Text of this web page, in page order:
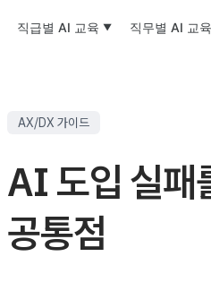
직급별 AI 교육 직무별 AI 교육
AX/DX 가이드
AI 도입 실패
공통점